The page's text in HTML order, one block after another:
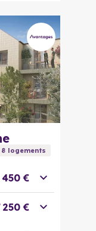
8logements
450 €
250 €